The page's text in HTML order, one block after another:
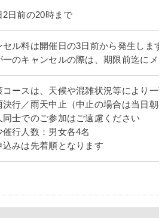
2日前の20時まで
セル料は開催日の3日前から発生しま
一のキャンセルの際は、期限前迄にメ
コースは、天候や混雑状況等により一
決行／雨天中止（中止の場合は当日朝
同士でのご参加はご遠慮ください
催行人数：男女各4名
込みは先着順となります